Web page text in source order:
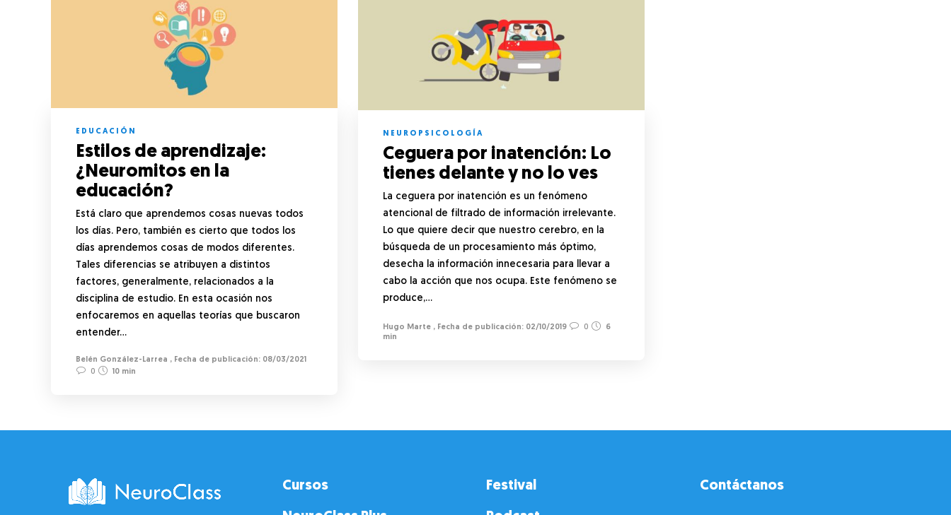
EDUCACIÓN
Estilos de aprendizaje:
¿Neuromitos en la
educación?
Está claro que aprendemos cosas nuevas todos
los días. Pero, también es cierto que todos los
días aprendemos cosas de modos diferentes.
Tales diferencias se atribuyen a distintos
factores, generalmente, relacionados a la
disciplina de estudio. En esta ocasión nos
enfocaremos en aquellas teorías que buscaron
entender…
Belén González-Larrea ,
08/03/2021
0
10 min
NEUROPSICOLOGÍA
Ceguera por inatención: Lo
tienes delante y no lo ves
La ceguera por inatención es un fenómeno
atencional de filtrado de información irrelevante.
Lo que quiere decir que nuestro cerebro, en la
búsqueda de un procesamiento más óptimo,
desecha la información innecesaria para llevar a
cabo la acción que nos ocupa. Este fenómeno se
produce,…
Hugo Marte , 02/10/2019 0
6
min
Cursos Festival Contáctanos